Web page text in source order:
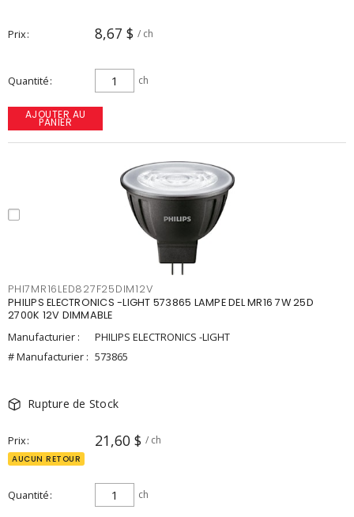
Prix 8,67 $ / ch
Quantité ch
AJOUTER AU
PANIER
PHI7MR16LED827F25DIM12V
PHILIPS ELECTRONICS -LIGHT 573865 LAMPE DEL MR16 7W 25D
2700K 12V DIMMABLE
Manufacturier :
PHILIPS ELECTRONICS -LIGHT
# Manufacturier : 573865
Rupture de Stock
Prix 21,60 $ / ch
AUCUN RETOUR
Quantité ch